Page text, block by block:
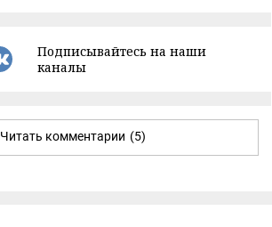
Подписывайтесь на наши
каналы
Читать комментарии (5)